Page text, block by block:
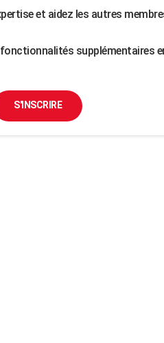
et aidez les autres
supplémentaires
S'INSCRIRE